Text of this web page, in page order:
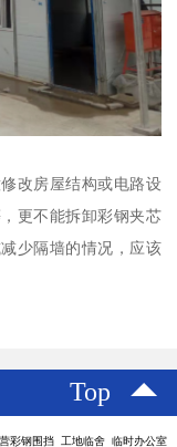
改房屋结构或电路设
更不能拆卸彩钢夹芯
少隔墙的情况，应该
Top
彩钢围挡 工地临舍 临时办公室